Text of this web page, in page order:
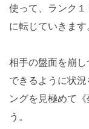
使って、ランク
に転じていきます
相手の盤面を崩
できるように状
ングを見極めて
う。